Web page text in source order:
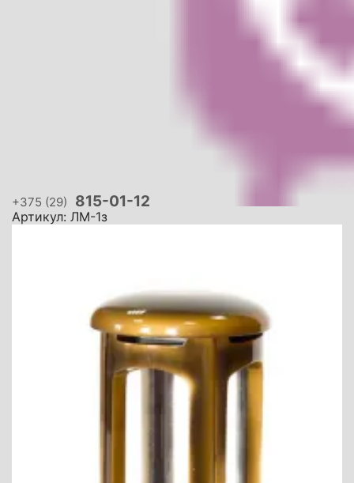
+375 (29) 815-01-12
Артикул: ЛМ-1з